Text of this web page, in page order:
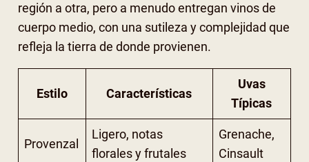
región a otra, pero a menudo entregan vinos de
cuerpo medio, con una sutileza y complejidad que
refleja la tierra de donde provienen.
Estilo Características
Uvas
Típicas
Provenzal
Ligero, notas
florales y frutales
Grenache,
Cinsault